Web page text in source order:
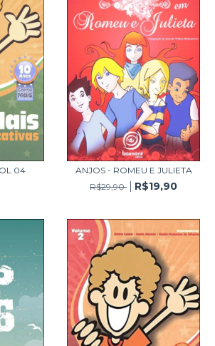
04
ANJOS - ROMEU E JULIETA
R$29,90
R$19,90